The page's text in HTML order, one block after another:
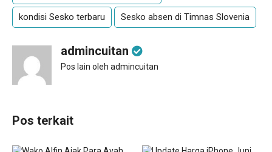
kondisi Sesko terbaru Sesko absen di Timnas Slovenia
admincuitan
Pos lain oleh admincuitan
Pos terkait